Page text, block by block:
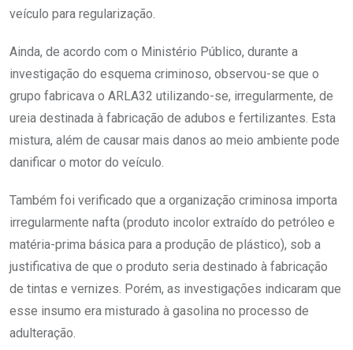
veículo para regularização.
Ainda, de acordo com o Ministério Público, durante a
investigação do esquema criminoso, observou-se que o
grupo fabricava o ARLA32 utilizando-se, irregularmente, de
ureia destinada à fabricação de adubos e fertilizantes. Esta
mistura, além de causar mais danos ao meio ambiente pode
danificar o motor do veículo.
Também foi verificado que a organização criminosa importa
irregularmente nafta (produto incolor extraído do petróleo e
matéria-prima básica para a produção de plástico), sob a
justificativa de que o produto seria destinado à fabricação
de tintas e vernizes. Porém, as investigações indicaram que
esse insumo era misturado à gasolina no processo de
adulteração.